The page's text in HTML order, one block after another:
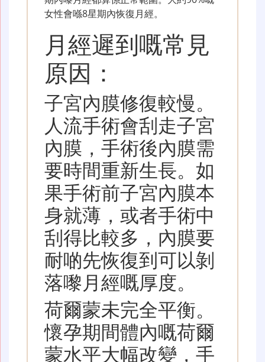
女性會喺8星期內恢復月經。
月經遲到嘅常見
原因：
子宮內膜修復較慢。
人流手術會刮走子宮
內膜，手術後內膜需
要時間重新生長。如
果手術前子宮內膜本
身就薄，或者手術中
刮得比較多，內膜要
耐啲先恢復到可以剝
落嚟月經嘅厚度。
荷爾蒙未完全平衡。
懷孕期間體內嘅荷爾
蒙水平大幅改變，手